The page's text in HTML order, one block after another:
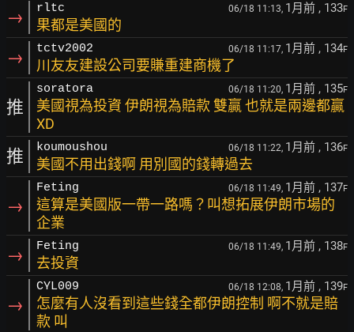
→ rltc 06/18 11:13, 1月前 , 133F
果都是美國的
→ tctv2002 06/18 11:17, 1月前 , 134F
川友友建設公司要賺重建商機了
推
soratora 06/18 11:20, 1月前 , 135F
美國視為投資 伊朗視為賠款 雙贏 也就是兩邊都贏
XD
推 koumoushou 06/18 11:22, 1月前 , 136F
美國不用出錢啊 用別國的錢轉過去
→
Feting 06/18 11:49, 1月前 , 137F
這算是美國版一帶一路嗎？叫想拓展伊朗市場的
企業
→ Feting 06/18 11:49, 1月前 , 138F
去投資
→
CYL009 06/18 12:08, 1月前 , 139F
怎麼有人沒看到這些錢全都伊朗控制 啊不就是賠
款 叫